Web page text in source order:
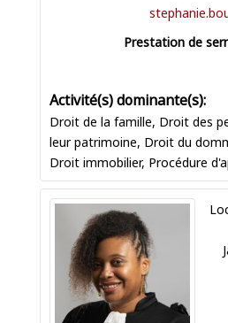
Prestation de
Droit de la famille, Droit des
leur patrimoine, Droit du
Droit immobilier, Procédure